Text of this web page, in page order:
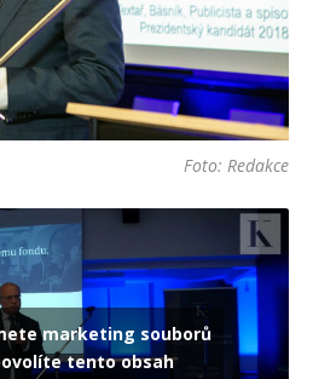
Foto: Redakce
marketing souborů
tento obsah